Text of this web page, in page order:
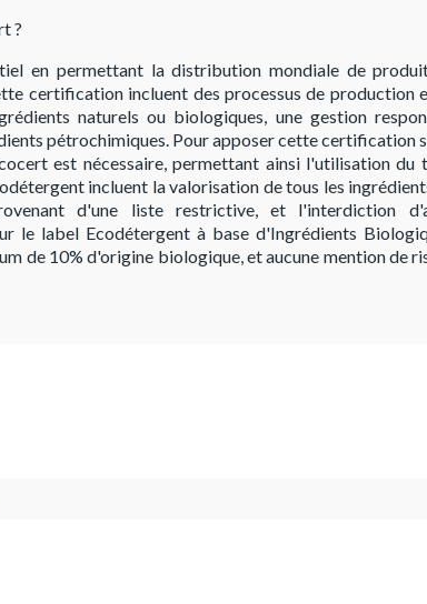
?
en permettant la distribution mondiale de
certification incluent des processus de production
naturels ou biologiques, une gestion
pétrochimiques. Pour apposer cette certification
est nécessaire, permettant ainsi l'utilisation du
incluent la valorisation de tous les
d'une liste restrictive, et l'interdiction
le label Ecodétergent à base d'Ingrédients
de 10% d'origine biologique, et aucune mention de